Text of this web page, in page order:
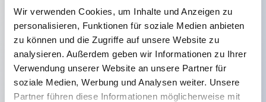
Wir verwenden Cookies, um Inhalte und Anzeigen zu
personalisieren, Funktionen für soziale Medien anbieten
zu können und die Zugriffe auf unsere Website zu
analysieren. Außerdem geben wir Informationen zu Ihrer
Verwendung unserer Website an unsere Partner für
soziale Medien, Werbung und Analysen weiter. Unsere
Partner führen diese Informationen möglicherweise mit
Der CS-Kammschalter ist ein vielseitiger Bedien- und
Schaltmechanismus, der sich gut für das Ein- und
Ausschalten sowie Umschalten von Geräten eignet.
72 Standard-Schaltkreise verfügbar
Verschiedene Kontaktkonfigurationen möglich